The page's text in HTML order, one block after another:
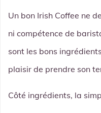
Un bon Irish Coffee ne
ni compétence de
sont les bons
plaisir de prendre son
Côté ingrédients, la